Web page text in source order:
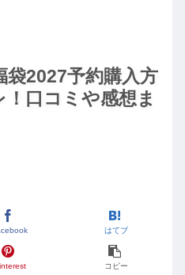
2027予約購入方
口コミや感想ま
はてブ
コピー